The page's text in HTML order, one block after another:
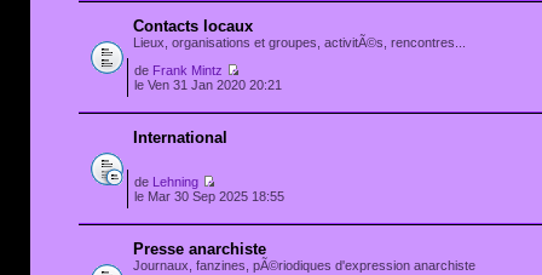
Contacts locaux
Lieux, organisations et groupes, activitÃ©s, rencontres...
de Frank Mintz
le Ven 31 Jan 2020 20:21
International
de
Lehning
le Mar 30 Sep 2025 18:55
Presse anarchiste
Journaux, fanzines, pÃ©riodiques d'expression anarchiste